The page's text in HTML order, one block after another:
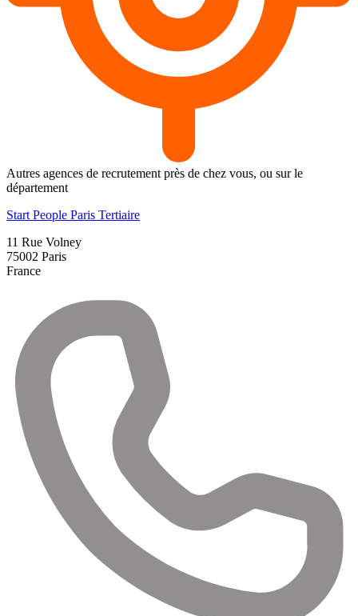
Autres agences de recrutement près de chez vous, ou sur le
département
Start People Paris Tertiaire
11 Rue Volney
75002 Paris
France